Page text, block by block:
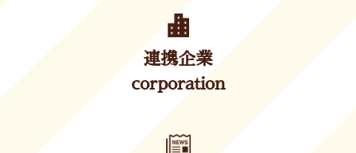
連携企業
corporation